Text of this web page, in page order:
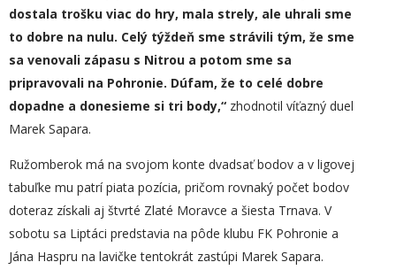
dostala trošku viac do hry, mala strely, ale uhrali sme
to dobre na nulu. Celý týždeň sme strávili tým, že sme
sa venovali zápasu s Nitrou a potom sme sa
pripravovali na Pohronie. Dúfam, že to celé dobre
dopadne a donesieme si tri body,“ zhodnotil víťazný duel
Marek Sapara.
Ružomberok má na svojom konte dvadsať bodov a v ligovej
tabuľke mu patrí piata pozícia, pričom rovnaký počet bodov
doteraz získali aj štvrté Zlaté Moravce a šiesta Trnava. V
sobotu sa Liptáci predstavia na pôde klubu FK Pohronie a
Jána Haspru na lavičke tentokrát zastúpi Marek Sapara.